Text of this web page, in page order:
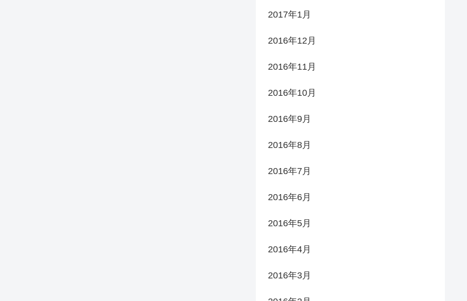
2017年1月
2016年12月
2016年11月
2016年10月
2016年9月
2016年8月
2016年7月
2016年6月
2016年5月
2016年4月
2016年3月